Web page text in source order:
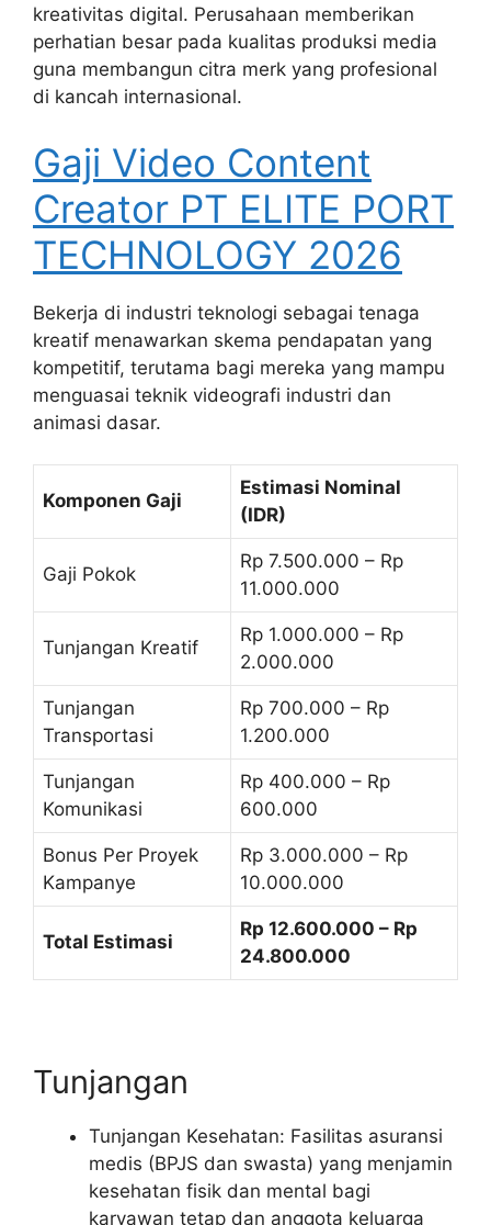
kreativitas digital. Perusahaan memberikan
perhatian besar pada kualitas produksi media
guna membangun citra merk yang profesional
di kancah internasional.
Gaji Video Content
Creator PT ELITE PORT
TECHNOLOGY 2026
Bekerja di industri teknologi sebagai tenaga
kreatif menawarkan skema pendapatan yang
kompetitif, terutama bagi mereka yang mampu
menguasai teknik videografi industri dan
animasi dasar.
Komponen Gaji
Estimasi Nominal
(IDR)
Gaji Pokok
Rp 7.500.000 – Rp
11.000.000
Tunjangan Kreatif
Rp 1.000.000 – Rp
2.000.000
Tunjangan
Transportasi
Rp 700.000 – Rp
1.200.000
Tunjangan
Komunikasi
Rp 400.000 – Rp
600.000
Bonus Per Proyek
Kampanye
Rp 3.000.000 – Rp
10.000.000
Total Estimasi
Rp 12.600.000 – Rp
24.800.000
Tunjangan
Tunjangan Kesehatan: Fasilitas asuransi
medis (BPJS dan swasta) yang menjamin
kesehatan fisik dan mental bagi
karyawan tetap dan anggota keluarga